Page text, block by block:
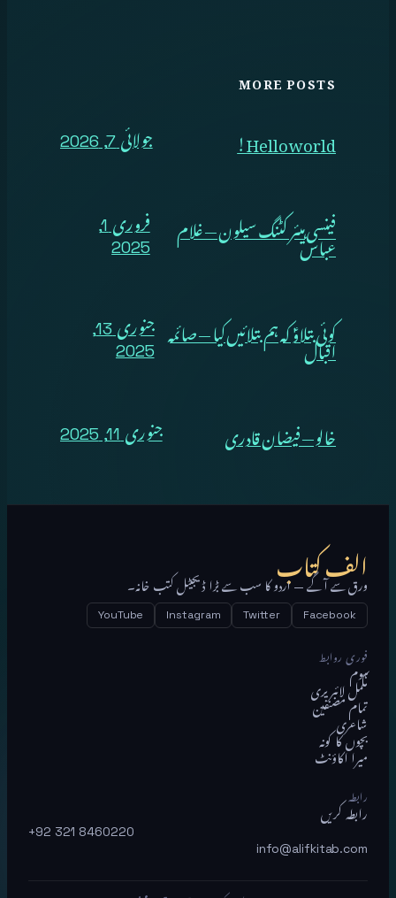
MORE POSTS
Hello world! جولائی 7, 2026
فینسی ہیئر کٹنگ سیلون — غلام
عباس
فروری 1,
2025
کوئی بتلاوؑ کہ ہم بتلائیں کیا — صائمہ
اقبال
جنوری 13,
2025
خالو — فیضان قادری جنوری 11, 2025
الف کتاب
ورق سے آگے — اردو کا سب سے بڑا ڈیجیٹل کتب خانہ۔
Facebook
Twitter
Instagram
YouTube
فوری روابط
ہوم
مکمل لائبریری
تمام مصنفین
شاعری
بچوں کا کونہ
میرا اکاؤنٹ
رابطہ
رابطہ کریں
+92 321 8460220
info@alifkitab.com